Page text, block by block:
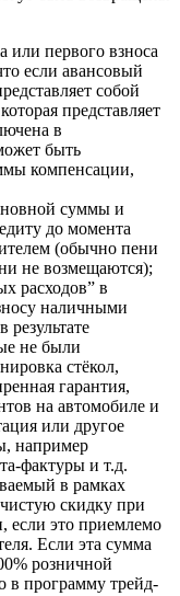
или первого взноса
если авансовый
собой
представляет
в
быть
компенсации,
суммы и
до момента
(обычно пени
не возмещаются);
расходов” в
наличными
не были
стёкол,
гарантия,
на автомобиле и
или другое
например
фактуры и т.д.
в рамках
скидку при
если это приемлемо
Если эта сумма
розничной
в программу трейд-